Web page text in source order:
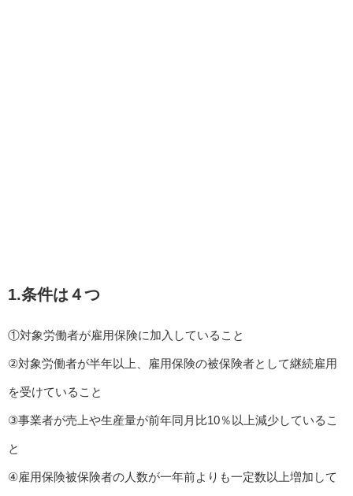
1.条件は４つ
①対象労働者が雇用保険に加入していること
②対象労働者が半年以上、雇用保険の被保険者として継続雇用
を受けていること
③事業者が売上や生産量が前年同月比10％以上減少しているこ
と
④雇用保険被保険者の人数が一年前よりも一定数以上増加して